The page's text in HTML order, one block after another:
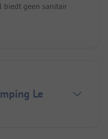
biedt geen sanitair
Le